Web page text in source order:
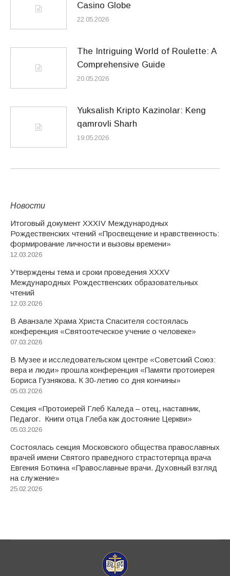
Casino Globe
22.05.2026
The Intriguing World of Roulette: A
Comprehensive Guide
20.05.2026
Yuksalish Kripto Kazinolar: Keng
qamrovli Sharh
19.05.2026
Новости
Итоговый документ XXХIV Международных
Рождественских чтений «Просвещение и нравственность:
формирование личности и вызовы времени»
12.03.2026
Утверждены тема и сроки проведения XXXV
Международных Рождественских образовательных
чтений
12.03.2026
В Аванзале Храма Христа Спасителя состоялась
конференция «Святоотеческое учение о человеке»
07.03.2026
В Музее и исследовательском центре «Советский Союз:
вера и люди» прошла конференция «Памяти протоиерея
Бориса Гузнякова. К 30-летию со дня кончины»
05.03.2026
Секция «Протоиерей Глеб Каледа – отец, наставник,
Педагог. Книги отца Глеба как достояние Церкви»
05.03.2026
Состоялась секция Московского общества православных
врачей имени Святого праведного страстотерпца врача
Евгения Боткина «Православные врачи. Духовный взгляд
на служение»
25.02.2026